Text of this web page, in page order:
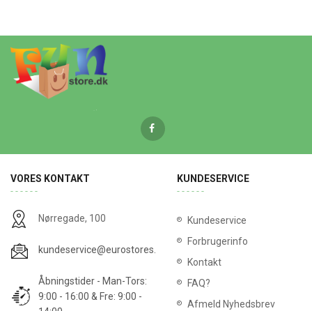
VORES KONTAKT
Nørregade, 100
kundeservice@eurostores.dk
Åbningstider - Man-Tors:
9:00 - 16:00 & Fre: 9:00 -
KUNDESERVICE
Kundeservice
Forbrugerinfo
Kontakt
FAQ?
Afmeld Nyhedsbrev